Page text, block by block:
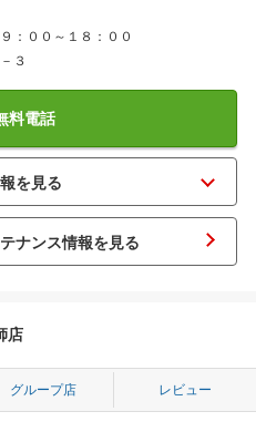
：００～１８：００
３
料電話
ナンス情報を見る
店
グループ店 レビュー